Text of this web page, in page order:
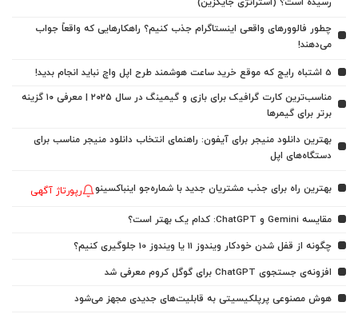
چطور فالوورهای واقعی اینستاگرام جذب کنیم؟ راهکارهایی که واقعاً جواب
می‌دهند!
5 اشتباه رایج که موقع خرید ساعت هوشمند طرح اپل واچ نباید انجام بدید!
مناسب‌ترین کارت گرافیک برای بازی و گیمینگ در سال ۲۰۲۵ | معرفی ۱۰ گزینه
برتر برای گیمرها
بهترین دانلود منیجر برای آیفون: راهنمای انتخاب دانلود منیجر مناسب برای
دستگاه‌های اپل
بهترین راه برای جذب مشتریان جدید با شماره‌جو اینباکسینو رپورتاژ آگهی
مقایسه Gemini و ChatGPT: کدام یک بهتر است؟
چگونه از قفل شدن خودکار ویندوز 11 یا ویندوز 10 جلوگیری کنیم؟
افزونه‌ی جستجوی ChatGPT برای گوگل کروم معرفی شد
هوش مصنوعی پرپلکیسیتی به قابلیت‌های جدیدی مجهز می‌شود